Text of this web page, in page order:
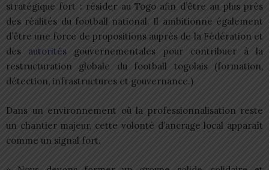
stratégique fort : résider au Togo afin d’être au plus près
des réalités du football national. Il ambitionne également
d’être une force de propositions auprès de la Fédération et
des autorités gouvernementales pour contribuer à la
restructuration globale du football togolais (formation,
détection, infrastructures et gouvernance.)
Dans un environnement où la professionnalisation reste
un chantier majeur, cette volonté d’ancrage local apparaît
comme un signal fort.